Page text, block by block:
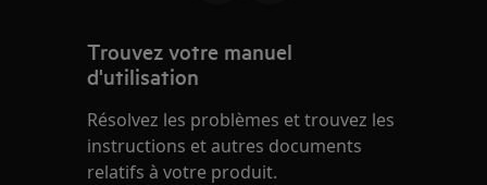
Trouvez votre manuel
d'utilisation
Résolvez les problèmes et trouvez les
instructions et autres documents
relatifs à votre produit.